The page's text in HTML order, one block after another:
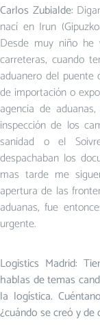
Carlos Zubialde:
nací en Irun
Desde muy niño
carreteras, cuando
aduanero del puente
de importación o
agencia de
inspección de los
sanidad o el
despachaban los
mas tarde me
apertura de las
aduanas, fue
urgente.
Logistics Madrid:
hablas de temas
la logística.
¿cuándo se creó y de